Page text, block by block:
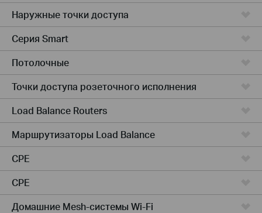
Наружные точки доступа
Серия Smart
Потолочные
Точки доступа розеточного исполнения
Load Balance Routers
Маршрутизаторы Load Balance
CPE
CPE
Домашние Mesh-системы Wi-Fi